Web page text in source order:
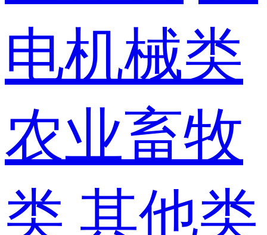
电机械类
农业畜牧
类 其他类